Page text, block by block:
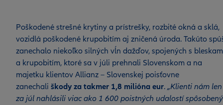
Poškodené strešné krytiny a prístrešky, rozbité okná a sklá,
vozidlá poškodené krupobitím aj zničená úroda. Takúto
zanechalo niekoľko silných vĺn dažďov, spojených s
a krupobitím, ktoré sa v júli prehnali Slovenskom a na
majetku klientov Allianz – Slovenskej poisťovne
zanechali škody za takmer 1,8 milióna eur. „Klienti nám len
za júl nahlásili viac ako 1 600 poistných udalostí